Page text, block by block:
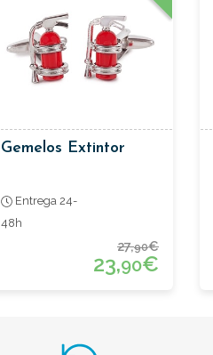
Gemelos Extintor
Entrega 24-
48h
27,90€
23,90€